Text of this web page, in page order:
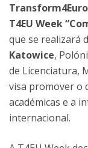
T4EU Week
que se realizará
Katowice,
de Licenciatura,
visa promover o
académicas e a
internacional.